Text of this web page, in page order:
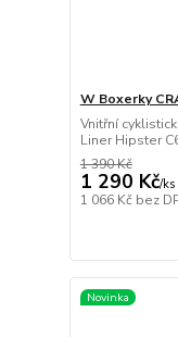
W Boxerky
Vnitřní
Liner Hipster
1 390 Kč
1 290 Kč/ks
1 066 Kč bez
Novinka